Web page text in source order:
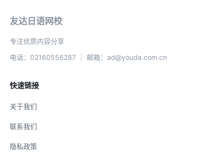
友达日语网校
专注优质内容分享
电话：02160556287 ｜ 邮箱：ad@youda.com.cn
快速链接
关于我们
联系我们
隐私政策